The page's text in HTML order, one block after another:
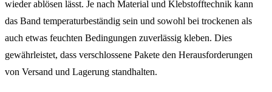
wieder ablösen lässt. Je nach Material und Klebstofftechnik kann
das Band temperaturbeständig sein und sowohl bei trockenen als
auch etwas feuchten Bedingungen zuverlässig kleben. Dies
gewährleistet, dass verschlossene Pakete den Herausforderungen
von Versand und Lagerung standhalten.